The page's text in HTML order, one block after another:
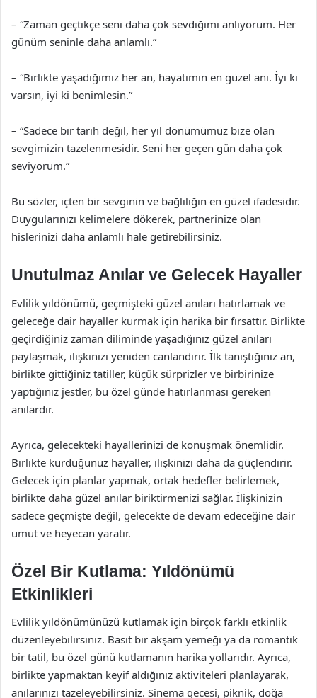
– “Zaman geçtikçe seni daha çok sevdiğimi anlıyorum. Her
günüm seninle daha anlamlı.”
– “Birlikte yaşadığımız her an, hayatımın en güzel anı. İyi ki
varsın, iyi ki benimlesin.”
– “Sadece bir tarih değil, her yıl dönümümüz bize olan
sevgimizin tazelenmesidir. Seni her geçen gün daha çok
seviyorum.”
Bu sözler, içten bir sevginin ve bağlılığın en güzel ifadesidir.
Duygularınızı kelimelere dökerek, partnerinize olan
hislerinizi daha anlamlı hale getirebilirsiniz.
Unutulmaz Anılar ve Gelecek Hayaller
Evlilik yıldönümü, geçmişteki güzel anıları hatırlamak ve
geleceğe dair hayaller kurmak için harika bir fırsattır. Birlikte
geçirdiğiniz zaman diliminde yaşadığınız güzel anıları
paylaşmak, ilişkinizi yeniden canlandırır. İlk tanıştığınız an,
birlikte gittiğiniz tatiller, küçük sürprizler ve birbirinize
yaptığınız jestler, bu özel günde hatırlanması gereken
anılardır.
Ayrıca, gelecekteki hayallerinizi de konuşmak önemlidir.
Birlikte kurduğunuz hayaller, ilişkinizi daha da güçlendirir.
Gelecek için planlar yapmak, ortak hedefler belirlemek,
birlikte daha güzel anılar biriktirmenizi sağlar. İlişkinizin
sadece geçmişte değil, gelecekte de devam edeceğine dair
umut ve heyecan yaratır.
Özel Bir Kutlama: Yıldönümü
Etkinlikleri
Evlilik yıldönümünüzü kutlamak için birçok farklı etkinlik
düzenleyebilirsiniz. Basit bir akşam yemeği ya da romantik
bir tatil, bu özel günü kutlamanın harika yollarıdır. Ayrıca,
birlikte yapmaktan keyif aldığınız aktiviteleri planlayarak,
anılarınızı tazeleyebilirsiniz. Sinema gecesi, piknik, doğa